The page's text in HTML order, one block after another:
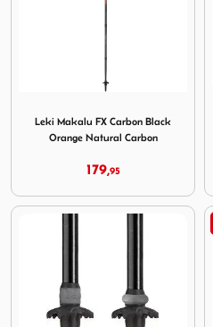
Leki Makalu FX Carbon Black
Orange Natural Carbon
179,95